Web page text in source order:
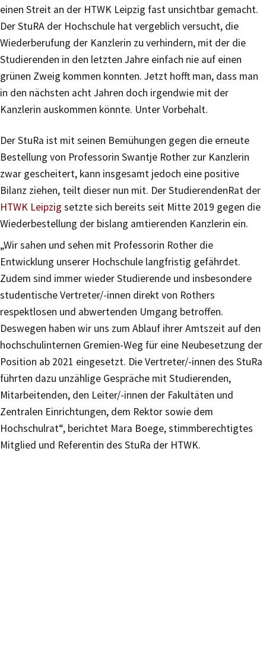
einen Streit an der HTWK Leipzig fast unsichtbar gemacht.
Der StuRA der Hochschule hat vergeblich versucht, die
Wiederberufung der Kanzlerin zu verhindern, mit der die
Studierenden in den letzten Jahre einfach nie auf einen
grünen Zweig kommen konnten. Jetzt hofft man, dass man
in den nächsten acht Jahren doch irgendwie mit der
Kanzlerin auskommen könnte. Unter Vorbehalt.
Der StuRa ist mit seinen Bemühungen gegen die erneute
Bestellung von Professorin Swantje Rother zur Kanzlerin
zwar gescheitert, kann insgesamt jedoch eine positive
Bilanz ziehen, teilt dieser nun mit. Der StudierendenRat der
HTWK Leipzig setzte sich bereits seit Mitte 2019 gegen die
Wiederbestellung der bislang amtierenden Kanzlerin ein.
„Wir sahen und sehen mit Professorin Rother die
Entwicklung unserer Hochschule langfristig gefährdet.
Zudem sind immer wieder Studierende und insbesondere
studentische Vertreter/-innen direkt von Rothers
respektlosen und abwertenden Umgang betroffen.
Deswegen haben wir uns zum Ablauf ihrer Amtszeit auf den
hochschulinternen Gremien-Weg für eine Neubesetzung der
Position ab 2021 eingesetzt. Die Vertreter/-innen des StuRa
führten dazu unzählige Gespräche mit Studierenden,
Mitarbeitenden, den Leiter/-innen der Fakultäten und
Zentralen Einrichtungen, dem Rektor sowie dem
Hochschulrat“, berichtet Mara Boege, stimmberechtigtes
Mitglied und Referentin des StuRa der HTWK.